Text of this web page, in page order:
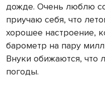
дожде. Очень люблю
приучаю себя, что
хорошее настроение,
барометр на пару
Внуки обижаются, что
погоды.